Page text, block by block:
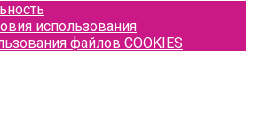
использования
файлов COOKIES